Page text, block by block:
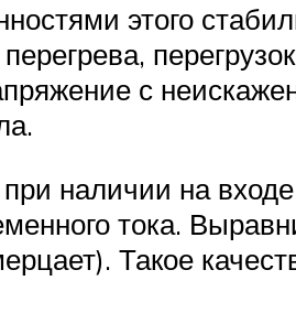
этого
с
наличии на
тока.
Такое